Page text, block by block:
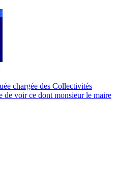
chargée des Collectivités
de voir ce dont monsieur le maire